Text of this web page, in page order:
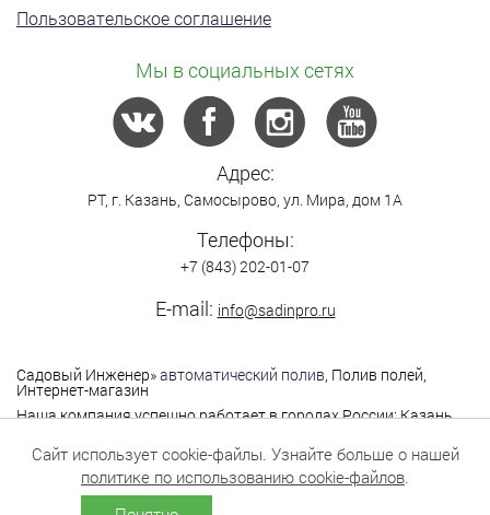
Пользовательское соглашение
Мы в социальных сетях
Адрес:
РТ, г. Казань Самосырово ул. Мира, дом 1А
Телефоны:
+7 (843) 202-01-07
E-mail: info@sadinpro.ru
Садовый Инженер»автоматический полив , Полив полей,
Интернет-магазин
Наша компания успешно работает в городах России: Казань,
Владимир,Ярославль, Самара, Саратов, Уфа, Чебоксары,
Йошкар-Ола, Екатеринбург, Оренбург, Пермь,Саратов,
Тольятти, Тюмень и другие города.
Сайт использует cookie-файлы. Узнайте больше о нашей
политике по использованию cookie-файлов.